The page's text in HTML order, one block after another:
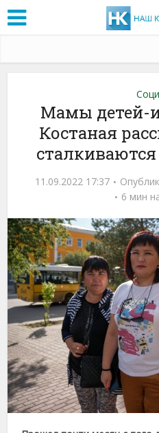
Мамы детей-
Костаная
11.09.2022 17:37
6 мин